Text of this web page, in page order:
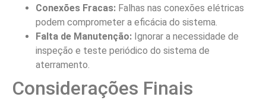
Conexões Fracas: Falhas nas conexões elétricas
podem comprometer a eficácia do sistema.
Falta de Manutenção: Ignorar a necessidade de
inspeção e teste periódico do sistema de
aterramento.
Considerações Finais